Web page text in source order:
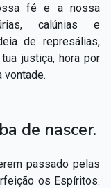
fé e a nossa
calúnias e
de represálias,
justiça, hora por
vontade.
de nascer.
passado pelas
os Espíritos.